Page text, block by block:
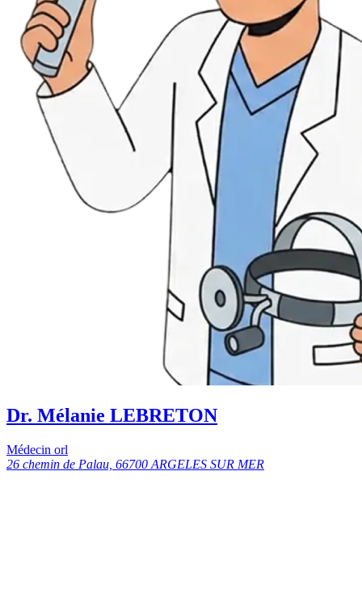
Dr. Mélanie LEBRETON
Médecin orl
26 chemin de Palau, 66700 ARGELES SUR MER